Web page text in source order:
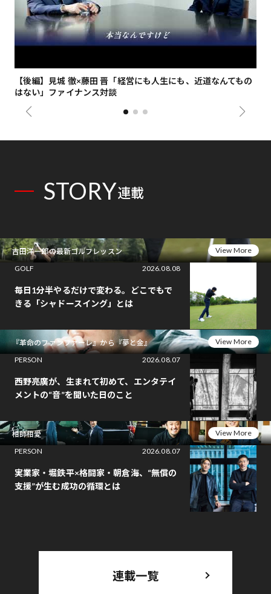
【後編】見城 徹×藤田 晋「経営にも人生にも、近道なんてもの
はない」ファイナンス対談
STORY連載
吉田洋一郎の最新ゴルフレッスン
View More
GOLF
2026.08.08
毎日1分半やるだけで変わる。どこでもで
きる「シャドースイング」とは
『革命のファンファーレ』から『夢と金』
View More
PERSON
2026.08.07
西野亮廣が、生まれて初めて、エンタテイ
メントの“音”を聞いた日のこと
相師相愛
View More
PERSON
2026.08.07
実業家・堀鉄平×格闘家・朝倉海、“無償の
支援”が生む成功の循環とは
連載一覧